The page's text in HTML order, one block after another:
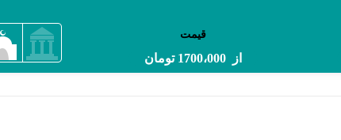
قیمت
از 1700،000 تومان